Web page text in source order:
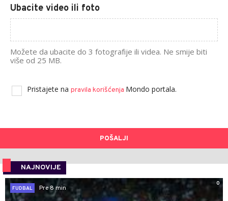
Ubacite video ili foto
Možete da ubacite do 3 fotografije ili videa. Ne smije biti
više od 25 MB.
Pristajete na pravila korišćenja Mondo portala.
POŠALJI
NAJNOVIJE
0
FUDBAL
Pre 8 min